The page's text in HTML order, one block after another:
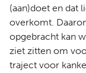
(aan)doet en dat
overkomt.
opgebracht kan
ziet zitten om
traject voor